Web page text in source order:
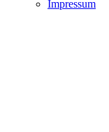
Impressum